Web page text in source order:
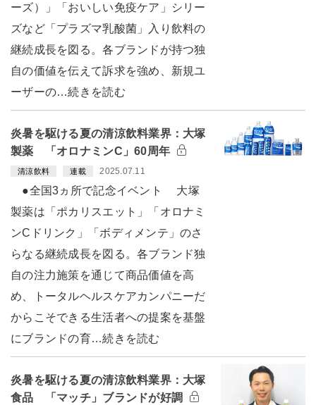
ーズ）」「おいしい免疫ケア」シリー
ズなど「プラズマ乳酸菌」入り飲料の
継続成長を図る。各ブランドが持つ独
自の価値を伝えて訴求を強め、新規ユ
ーザーの…続きを読む
炎暑を駆ける夏の清涼飲料業界：大塚
製薬 「オロナミンC」60周年
清涼飲料 連載 2025.07.11
●全国3ヵ所で記念イベント 大塚
製薬は「ポカリスエット」「オロナミ
ンCドリンク」「ボディメンテ」のさ
らなる継続成長を図る。各ブランド独
自の注力施策を通じて商品価値を高
め、トータルヘルスケアカンパニーだ
からこそできる生活者への提案を基盤
にブランドの育…続きを読む
炎暑を駆ける夏の清涼飲料業界：大塚
食品 「マッチ」ブランドが好調